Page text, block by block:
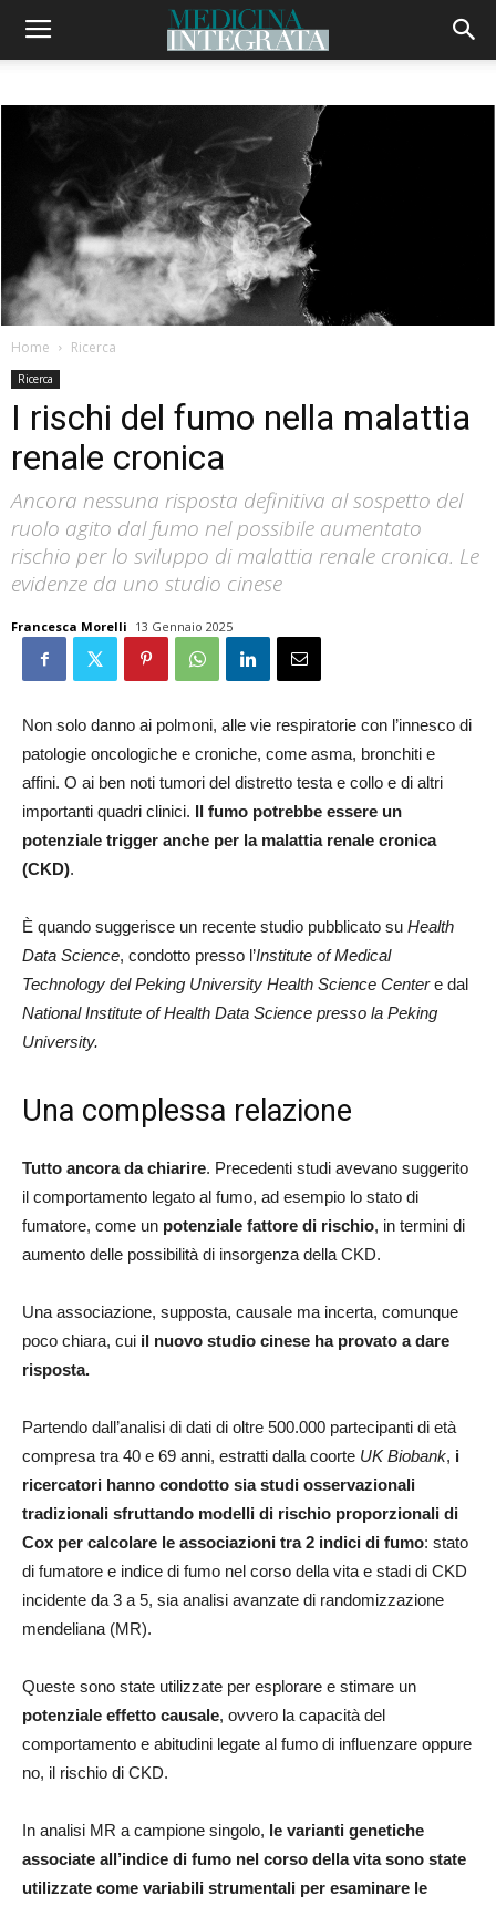
Home Ricerca
Ricerca
I rischi del fumo nella malattia
renale cronica
Ancora nessuna risposta definitiva al sospetto del
ruolo agito dal fumo nel possibile aumentato
rischio per lo sviluppo di malattia renale cronica. Le
evidenze da uno studio cinese
Francesca Morelli 13 Gennaio 2025
Non solo danno ai polmoni, alle vie respiratorie con l’innesco di
patologie oncologiche e croniche, come asma, bronchiti e
affini. O ai ben noti tumori del distretto testa e collo e di altri
importanti quadri clinici. Il fumo potrebbe essere un
potenziale trigger anche per la malattia renale cronica
(CKD).
È quando suggerisce un recente studio pubblicato su Health
Data Science, condotto presso l’Institute of Medical
Technology del Peking University Health Science Centere dal
National Institute of Health Data Science presso la Peking
University.
Una complessa relazione
Tutto ancora da chiarire. Precedenti studi avevano suggerito
il comportamento legato al fumo, ad esempio lo stato di
fumatore, come un potenziale fattore di rischio, in termini di
aumento delle possibilità di insorgenza della CKD.
Una associazione, supposta, causale ma incerta, comunque
poco chiara, cui il nuovo studio cinese ha provato a dare
risposta.
Partendo dall’analisi di dati di oltre 500.000 partecipanti di età
compresa tra 40 e 69 anni, estratti dalla coorte UK Biobank, i
ricercatori hanno condotto sia studi osservazionali
tradizionali sfruttando modelli di rischio proporzionali di
Cox per calcolare le associazioni tra 2 indici di fumo: stato
di fumatore e indice di fumo nel corso della vita e stadi di CKD
incidente da 3 a 5, sia analisi avanzate di randomizzazione
mendeliana (MR).
Queste sono state utilizzate per esplorare e stimare un
potenziale effetto causale, ovvero la capacità del
comportamento e abitudini legate al fumo di influenzare oppure
no, il rischio di CKD.
In analisi MR a campione singolo, le varianti genetiche
associate all’indice di fumo nel corso della vita sono state
utilizzate come variabili strumentali per esaminare le